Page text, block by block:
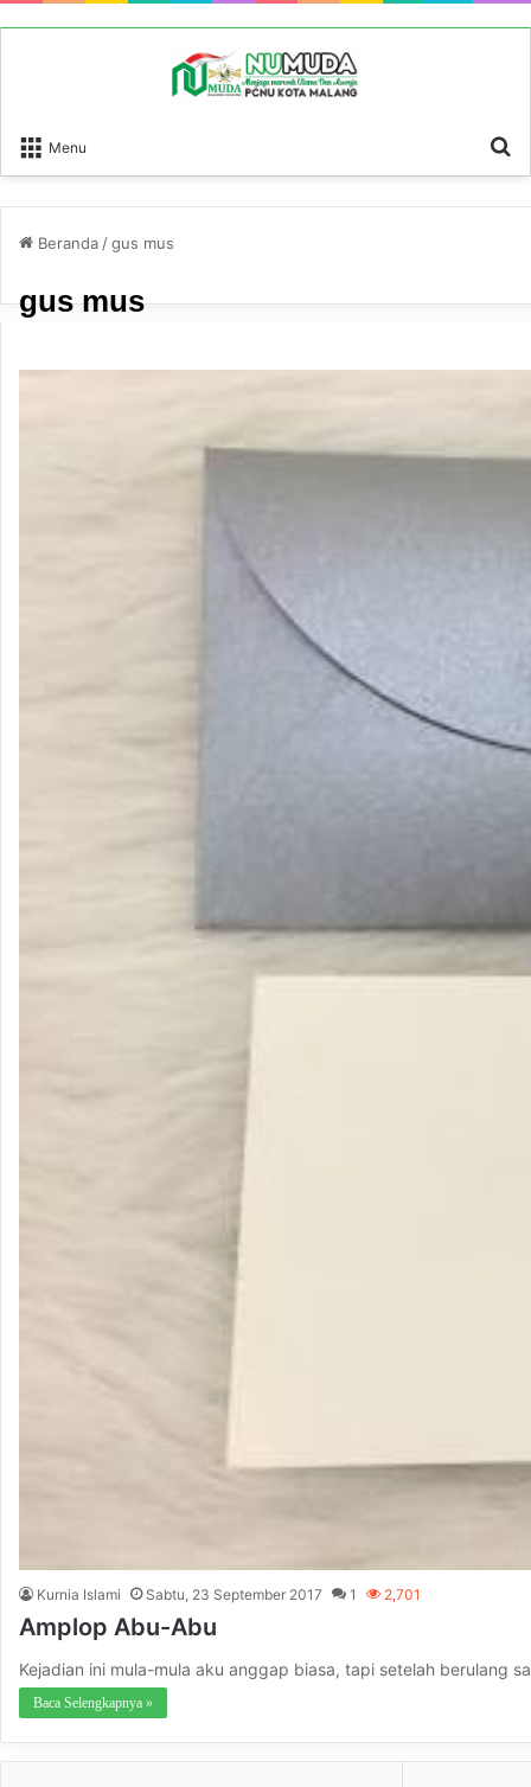
Menu
Beranda /gus mus
gus mus
Kurnia Islami Sabtu, 23 September 2017 1 2,701
Amplop Abu-Abu
Kejadian ini mula-mula aku anggap biasa, tapi setelah berulang
Baca Selengkapnya »